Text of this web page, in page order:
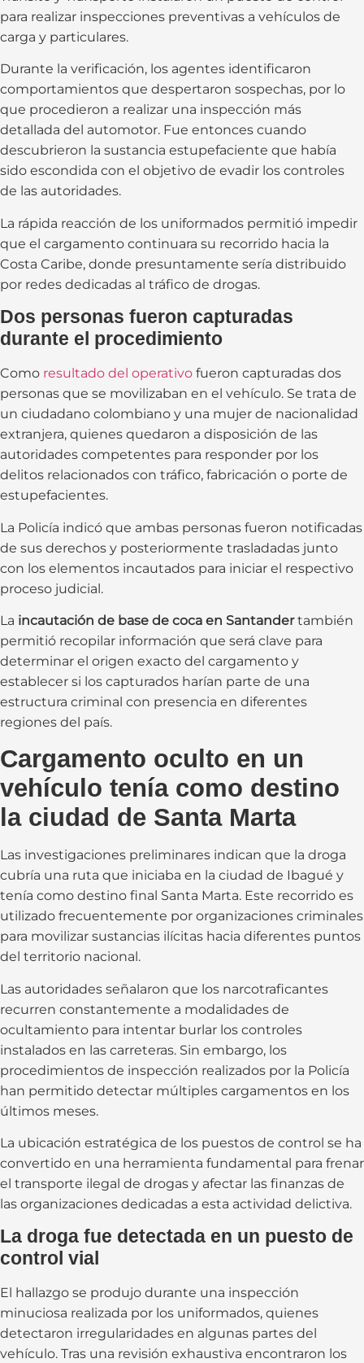
para realizar inspecciones preventivas a vehículos de
carga y particulares.
Durante la verificación, los agentes identificaron
comportamientos que despertaron sospechas, por lo
que procedieron a realizar una inspección más
detallada del automotor. Fue entonces cuando
descubrieron la sustancia estupefaciente que había
sido escondida con el objetivo de evadir los controles
de las autoridades.
La rápida reacción de los uniformados permitió impedir
que el cargamento continuara su recorrido hacia la
Costa Caribe, donde presuntamente sería distribuido
por redes dedicadas al tráfico de drogas.
Dos personas fueron capturadas
durante el procedimiento
Como resultado del operativo fueron capturadas dos
personas que se movilizaban en el vehículo. Se trata de
un ciudadano colombiano y una mujer de nacionalidad
extranjera, quienes quedaron a disposición de las
autoridades competentes para responder por los
delitos relacionados con tráfico, fabricación o porte de
estupefacientes.
La Policía indicó que ambas personas fueron notificadas
de sus derechos y posteriormente trasladadas junto
con los elementos incautados para iniciar el respectivo
proceso judicial.
La incautación de base de coca en Santandertambién
permitió recopilar información que será clave para
determinar el origen exacto del cargamento y
establecer si los capturados harían parte de una
estructura criminal con presencia en diferentes
regiones del país.
Cargamento oculto en un
vehículo tenía como destino
la ciudad de Santa Marta
Las investigaciones preliminares indican que la droga
cubría una ruta que iniciaba en la ciudad de Ibagué y
tenía como destino final Santa Marta. Este recorrido es
utilizado frecuentemente por organizaciones criminales
para movilizar sustancias ilícitas hacia diferentes puntos
del territorio nacional.
Las autoridades señalaron que los narcotraficantes
recurren constantemente a modalidades de
ocultamiento para intentar burlar los controles
instalados en las carreteras. Sin embargo, los
procedimientos de inspección realizados por la Policía
han permitido detectar múltiples cargamentos en los
últimos meses.
La ubicación estratégica de los puestos de control se ha
convertido en una herramienta fundamental para frenar
el transporte ilegal de drogas y afectar las finanzas de
las organizaciones dedicadas a esta actividad delictiva.
La droga fue detectada en un puesto de
control vial
El hallazgo se produjo durante una inspección
minuciosa realizada por los uniformados, quienes
detectaron irregularidades en algunas partes del
vehículo. Tras una revisión exhaustiva encontraron los